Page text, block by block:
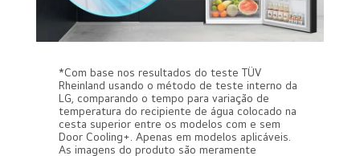
*Com base nos resultados do teste TÜV
Rheinland usando o método de teste interno da
LG, comparando o tempo para variação de
temperatura do recipiente de água colocado na
cesta superior entre os modelos com e sem
Door Cooling+. Apenas em modelos aplicáveis.
As imagens do produto são meramente